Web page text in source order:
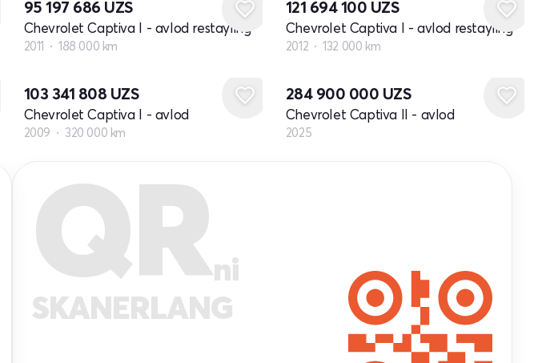
95 197 686 UZS
Chevrolet Captiva I - avlod restayling
2011 188 000 km
121 694 100 UZS
Chevrolet Captiva I - avlod restayling
2012 132 000 km
103 341 808 UZS
Chevrolet Captiva I - avlod
2009 320 000 km
284 900 000 UZS
Chevrolet Captiva II - avlod
2025
QRni
SKANERLANG